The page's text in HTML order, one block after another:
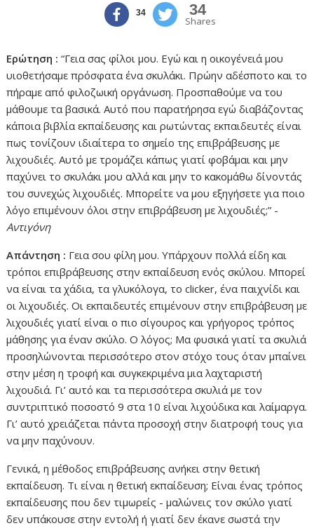
34 34
Shares
Ερώτηση : “Γεια σας φίλοι μου. Εγώ και η οικογένειά μου
υιοθετήσαμε πρόσφατα ένα σκυλάκι. Πρώην αδέσποτο και το
πήραμε από φιλοζωική οργάνωση. Προσπαθούμε να του
μάθουμε τα βασικά. Αυτό που παρατήρησα εγώ διαβάζοντας
κάποια βιβλία εκπαίδευσης και ρωτώντας εκπαιδευτές είναι
πως τονίζουν ιδιαίτερα το σημείο της επιβράβευσης με
λιχουδιές. Αυτό με τρομάζει κάπως γιατί φοβάμαι και μην
παχύνει το σκυλάκι μου αλλά και μην το κακομάθω δίνοντάς
του συνεχώς λιχουδιές. Μπορείτε να μου εξηγήσετε για ποιο
λόγο επιμένουν όλοι στην επιβράβευση με λιχουδιές;” -
Αντιγόνη
Απάντηση : Γεια σου φίλη μου. Υπάρχουν πολλά είδη και
τρόποι επιβράβευσης στην εκπαίδευση ενός σκύλου. Μπορεί
να είναι τα χάδια, τα γλυκόλογα, το clicker, ένα παιχνίδι και
οι λιχουδιές. Οι εκπαιδευτές επιμένουν στην επιβράβευση με
λιχουδιές γιατί είναι ο πιο σίγουρος και γρήγορος τρόπος
μάθησης για έναν σκύλο. Ο λόγος; Μα φυσικά γιατί τα σκυλιά
προσηλώνονται περισσότερο στον στόχο τους όταν μπαίνει
στην μέση η τροφή και συγκεκριμένα μια λαχταριστή
λιχουδιά. Γι’ αυτό και τα περισσότερα σκυλιά με τον
συντριπτικό ποσοστό 9 στα 10 είναι λιχούδικα και λαίμαργα.
Γι’ αυτό χρειάζεται πάντα προσοχή στην διατροφή τους για
να μην παχύνουν.
Γενικά, η μέθοδος επιβράβευσης ανήκει στην θετική
εκπαίδευση. Τι είναι η θετική εκπαίδευση; Είναι ένας τρόπος
εκπαίδευσης που δεν τιμωρείς - μαλώνεις τον σκύλο γιατί
δεν υπάκουσε στην εντολή ή γιατί δεν έκανε σωστά την